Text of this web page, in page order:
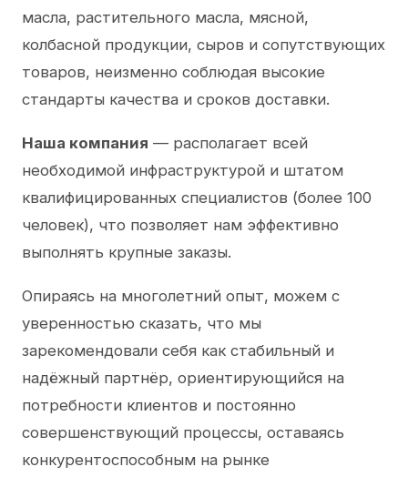
масла, растительного масла, мясной,
колбасной продукции, сыров и сопутствующих
товаров, неизменно соблюдая высокие
стандарты качества и сроков доставки.
Наша компания — располагает всей
необходимой инфраструктурой и штатом
квалифицированных специалистов (более 100
человек), что позволяет нам эффективно
выполнять крупные заказы.
Опираясь на многолетний опыт, можем с
уверенностью сказать, что мы
зарекомендовали себя как стабильный и
надёжный партнёр, ориентирующийся на
потребности клиентов и постоянно
совершенствующий процессы, оставаясь
конкурентоспособным на рынке